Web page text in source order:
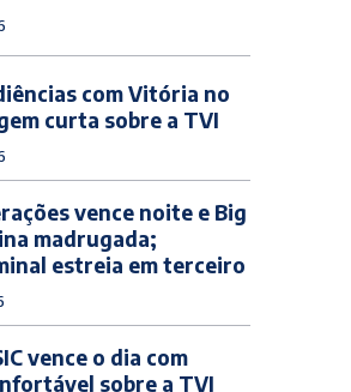
com Vitória no
curta sobre a TVI
vence noite e Big
madrugada;
estreia em terceiro
vence o dia com
sobre a TVI